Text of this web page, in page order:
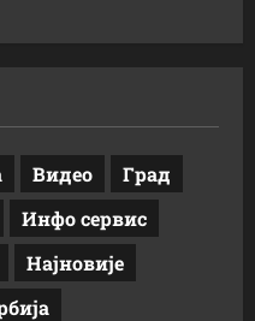
Видео
Град
Инфо сервис
Најновије